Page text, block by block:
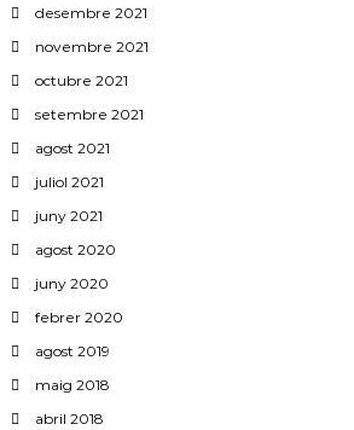
desembre 2021
novembre 2021
octubre 2021
setembre 2021
agost 2021
juliol 2021
juny 2021
agost 2020
juny 2020
febrer 2020
agost 2019
maig 2018
abril 2018